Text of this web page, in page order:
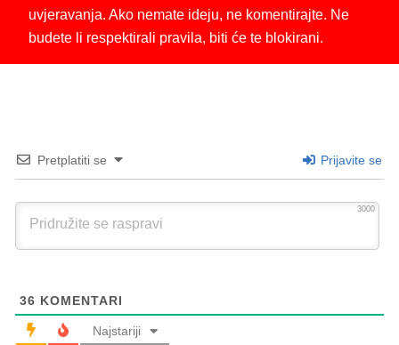
uvjeravanja. Ako nemate ideju, ne komentirajte. Ne
budete li respektirali pravila, biti će te blokirani.
Pretplatiti se Prijavite se
3000
36 KOMENTARI
Najstariji